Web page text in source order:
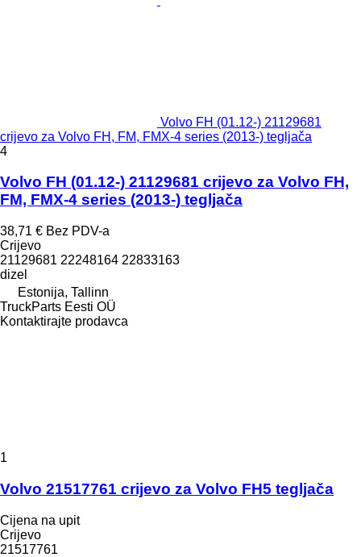
Volvo FH (01.12-) 21129681
crijevo za Volvo FH, FM, FMX-4 series (2013-) tegljača
4
Volvo FH (01.12-) 21129681 crijevo za Volvo FH,
FM, FMX-4 series (2013-) tegljača
38,71 € Bez PDV-a
Crijevo
21129681 22248164 22833163
dizel
Estonija, Tallinn
TruckParts Eesti OÜ
Kontaktirajte prodavca
1
Volvo 21517761 crijevo za Volvo FH5 tegljača
Cijena na upit
Crijevo
21517761